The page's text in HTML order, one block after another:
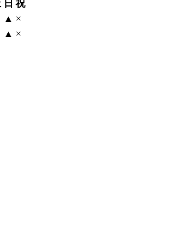
日 祝
▲ ×
▲ ×